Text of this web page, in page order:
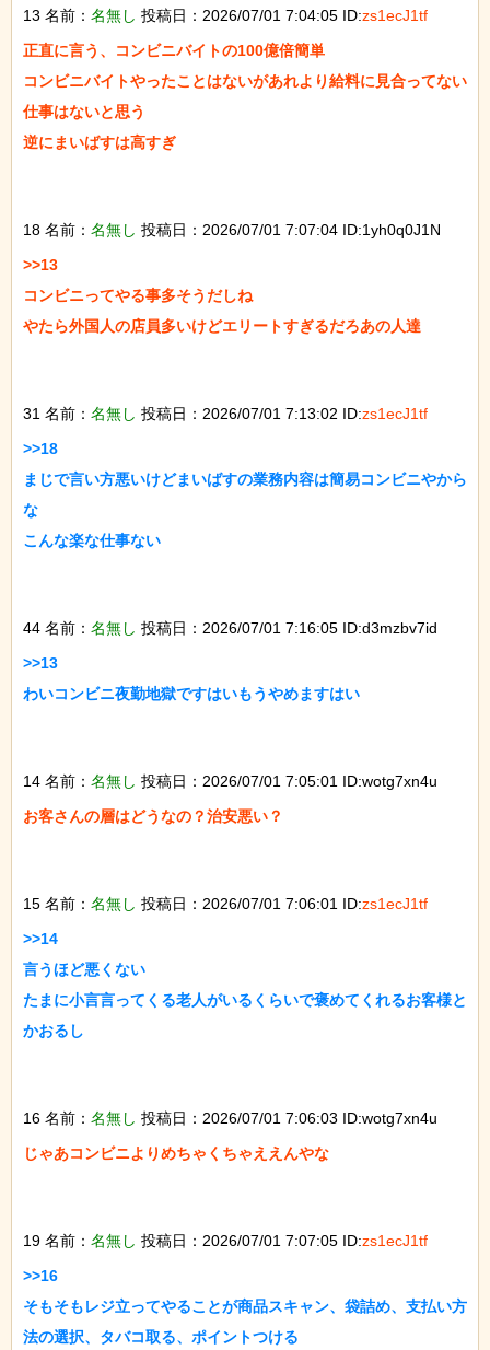
13 名前： 名無し 投稿日：2026/07/01 7:04:05 ID:zs1ecJ1tf
正直に言う、コンビニバイトの100億倍簡単
コンビニバイトやったことはないがあれより給料に見合ってない
仕事はないと思う
逆にまいばすは高すぎ
18 名前： 名無し 投稿日：2026/07/01 7:07:04 ID:1yh0q0J1N
>>13
コンビニってやる事多そうだしね
やたら外国人の店員多いけどエリートすぎるだろあの人達
31 名前： 名無し 投稿日：2026/07/01 7:13:02 ID:zs1ecJ1tf
>>18
まじで言い方悪いけどまいばすの業務内容は簡易コンビニやから
な
こんな楽な仕事ない
44 名前： 名無し 投稿日：2026/07/01 7:16:05 ID:d3mzbv7id
>>13
わいコンビニ夜勤地獄ですはいもうやめますはい
14 名前： 名無し 投稿日：2026/07/01 7:05:01 ID:wotg7xn4u
お客さんの層はどうなの？治安悪い？
15 名前： 名無し 投稿日：2026/07/01 7:06:01 ID:zs1ecJ1tf
>>14
言うほど悪くない
たまに小言言ってくる老人がいるくらいで褒めてくれるお客様と
かおるし
16 名前： 名無し 投稿日：2026/07/01 7:06:03 ID:wotg7xn4u
じゃあコンビニよりめちゃくちゃええんやな
19 名前： 名無し 投稿日：2026/07/01 7:07:05 ID:zs1ecJ1tf
>>16
そもそもレジ立ってやることが商品スキャン、袋詰め、支払い方
法の選択、タバコ取る、ポイントつける